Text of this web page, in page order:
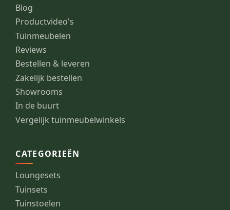
Blog
Productvideo's
Tuinmeubelen
Reviews
Bestellen & leveren
Zakelijk bestellen
Showrooms
In de buurt
Vergelijk tuinmeubelwinkels
CATEGORIEËN
Loungesets
Tuinsets
Tuinstoelen